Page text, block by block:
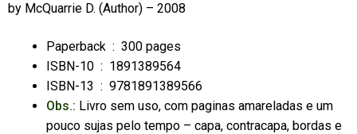
by McQuarrie D. (Author) – 2008
Paperback ‏ : ‎ 300 pages
ISBN-10 ‏ : ‎ 1891389564
ISBN-13 ‏ : ‎ 9781891389566
Obs.: Livro sem uso, com paginas amareladas e um
pouco sujas pelo tempo – capa, contracapa, bordas e